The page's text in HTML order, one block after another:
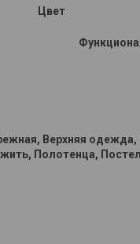
Цвет
Верхняя
Полотенца,